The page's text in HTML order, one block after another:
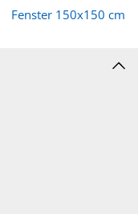
Fenster 150x150 cm